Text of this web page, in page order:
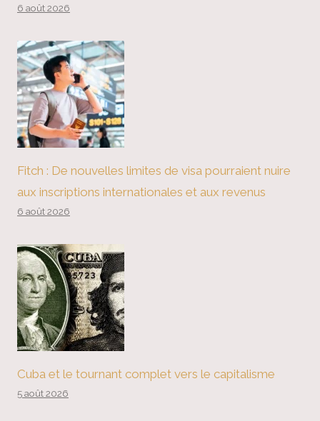
6 août 2026
Fitch : De nouvelles limites de visa pourraient nuire
aux inscriptions internationales et aux revenus
6 août 2026
Cuba et le tournant complet vers le capitalisme
5 août 2026